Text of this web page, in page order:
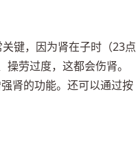
键，因为肾在子时（23点
劳过度，这都会伤肾。
肾的功能。还可以通过按